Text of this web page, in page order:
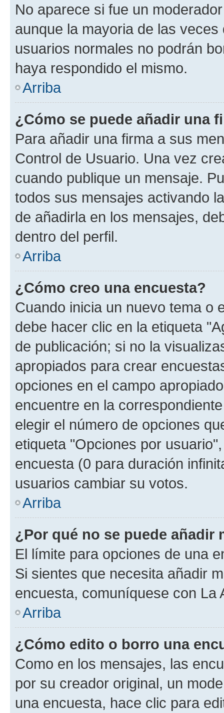
No aparece si fue un
aunque la mayoria de las
usuarios normales no podrán
haya respondido el mismo.
Arriba
¿Cómo se puede añadir una
Para añadir una firma a sus
Control de Usuario. Una vez
cuando publique un mensaje.
todos sus mensajes activando
de añadirla en los mensajes,
dentro del perfil.
Arriba
¿Cómo creo una encuesta?
Cuando inicia un nuevo tema o
debe hacer clic en la etiqueta
de publicación; si no la
apropiados para crear
opciones en el campo
encuentre en la
elegir el número de opciones
etiqueta "Opciones por
encuesta (0 para duración
usuarios cambiar su votos.
Arriba
¿Por qué no se puede añadir
El límite para opciones de una
Si sientes que necesita añadir
encuesta, comuníquese con La
Arriba
¿Cómo edito o borro una
Como en los mensajes, las
por su creador original, un
una encuesta, hace clic para